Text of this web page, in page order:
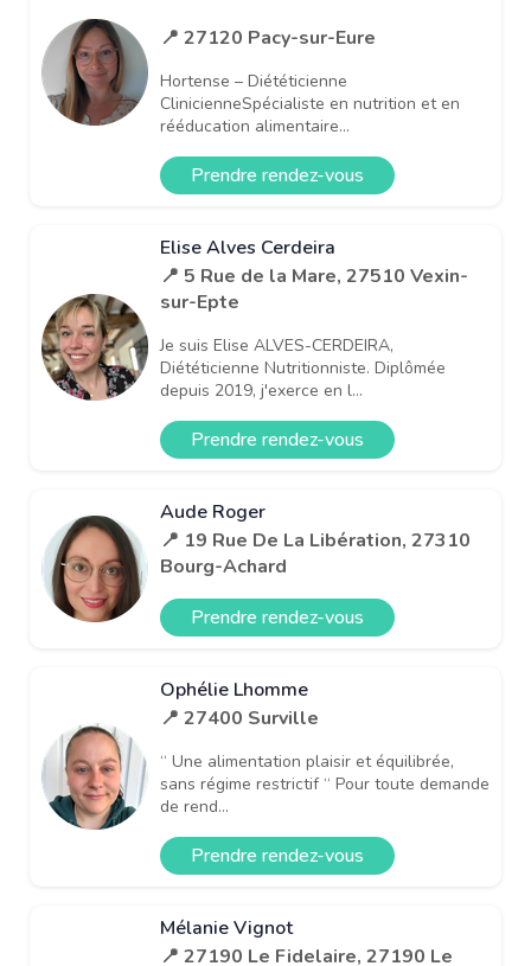
📍 27120 Pacy-sur-Eure
Hortense – Diététicienne
ClinicienneSpécialiste en nutrition et en
rééducation alimentaire...
Prendre rendez-vous
Elise Alves Cerdeira
📍 5 Rue de la Mare, 27510 Vexin-
sur-Epte
Je suis Elise ALVES-CERDEIRA,
Diététicienne Nutritionniste. Diplômée
depuis 2019, j'exerce en l...
Prendre rendez-vous
Aude Roger
📍 19 Rue De La Libération, 27310
Bourg-Achard
Prendre rendez-vous
Ophélie Lhomme
📍 27400 Surville
“ Une alimentation plaisir et équilibrée,
sans régime restrictif “ Pour toute demande
de rend...
Prendre rendez-vous
Mélanie Vignot
📍 27190 Le Fidelaire, 27190 Le